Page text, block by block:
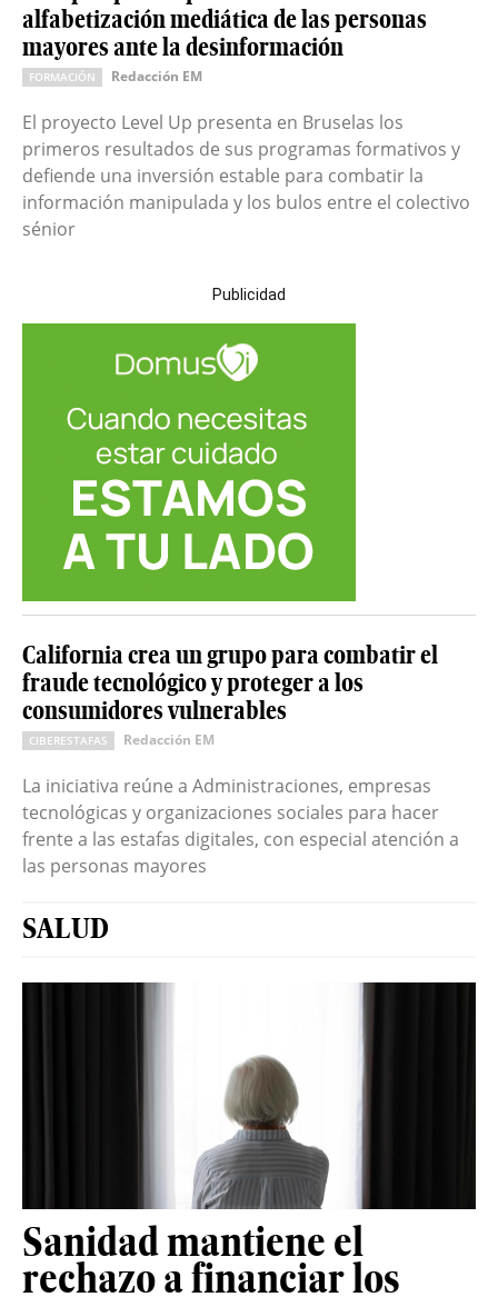
alfabetización mediática de las personas
mayores ante la desinformación
FORMACIÓN Redacción EM
El proyecto Level Up presenta en Bruselas los
primeros resultados de sus programas formativos y
defiende una inversión estable para combatir la
información manipulada y los bulos entre el colectivo
sénior
Publicidad
California crea un grupo para combatir el
fraude tecnológico y proteger a los
consumidores vulnerables
CIBERESTAFAS Redacción EM
La iniciativa reúne a Administraciones, empresas
tecnológicas y organizaciones sociales para hacer
frente a las estafas digitales, con especial atención a
las personas mayores
SALUD
Sanidad mantiene el
rechazo a financiar los